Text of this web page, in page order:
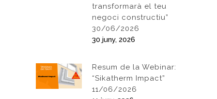
transformarà el teu
negoci constructiu”
30/06/2026
30 juny, 2026
Resum de la Webinar:
“Sikatherm Impact”
11/06/2026